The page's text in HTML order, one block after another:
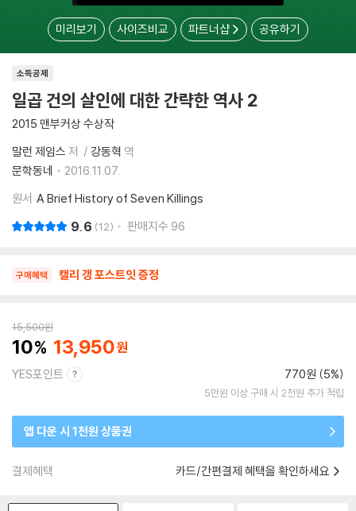
미리보기 사이즈비교 파트너샵 공유하기
소득공제
일곱 건의 살인에 대한 간략한 역사 2
2015 맨부커상 수상작
말런 제임스 저 강동혁 역
문학동네
2016.11.07.
원서 A Brief History of Seven Killings
9.6 12 판매지수 96
구매혜택 캘리 갱 포스트잇 증정
15,500원
10 13,950
YES포인트 770원 (5%)
5만원 이상 구매 시 2천원 추가 적립
앱 다운 시 1천원 상품권
결제혜택 카드/간편결제 혜택을 확인하세요